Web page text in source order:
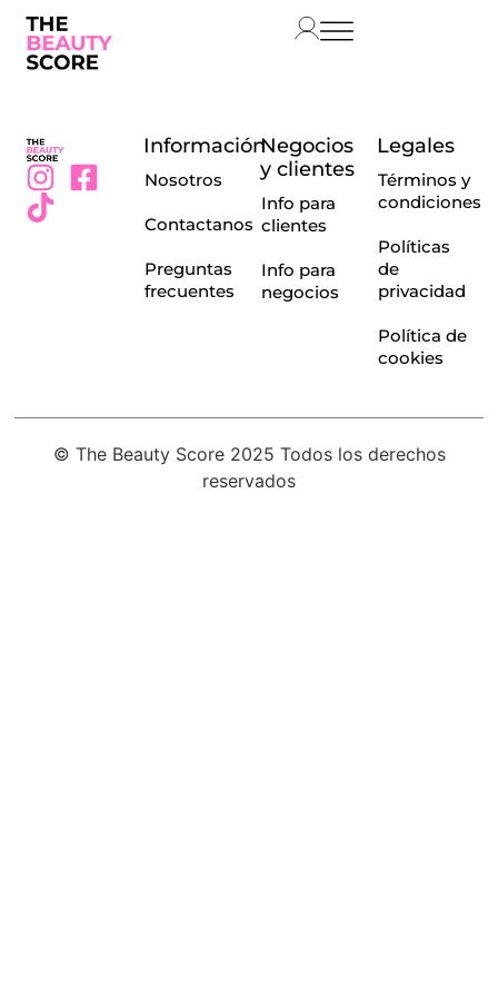
Información
Nosotros
Contactanos
Preguntas
frecuentes
Negocios
y clientes
Info para
clientes
Info para
negocios
Legales
Términos y
condiciones
Políticas
de
privacidad
Política de
cookies
© The Beauty Score 2025 Todos los derechos
reservados